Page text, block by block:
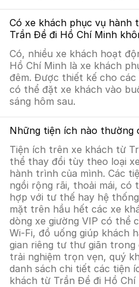
Có xe khách phục vụ hành
Trần Đề đi Hồ Chí Minh
Có, nhiều xe khách hoạt
Hồ Chí Minh là xe khách
đêm. Được thiết kế cho các
có thể đặt xe khách vào
sáng hôm sau.
Những tiện ích nào thường
Tiện ích trên xe khách từ
thể thay đổi tùy theo loại
hành trình của mình. Các
ngồi rộng rãi, thoải mái, có
hợp với tư thế hay hệ
mặt trên hầu hết các xe
dòng xe giường VIP có thể
Wi-Fi, đồ uống giúp khách
gian riêng tư thư giãn trong
trải nghiệm trọn vẹn, quý
danh sách chi tiết các tiện
khách từ Trần Đề đi Hồ